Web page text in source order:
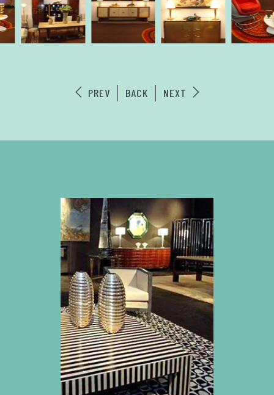
PREV BACK NEXT